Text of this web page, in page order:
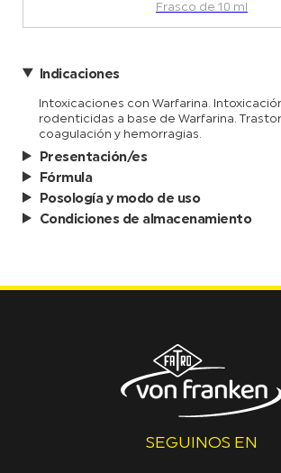
Frasco de 10 ml
Indicaciones
Intoxicaciones con Warfarina.
rodenticidas a base de Warfarina.
coagulación y hemorragias.
Presentación/es
Fórmula
Posología y modo de uso
Condiciones de almacenamiento
SEGUINOS EN